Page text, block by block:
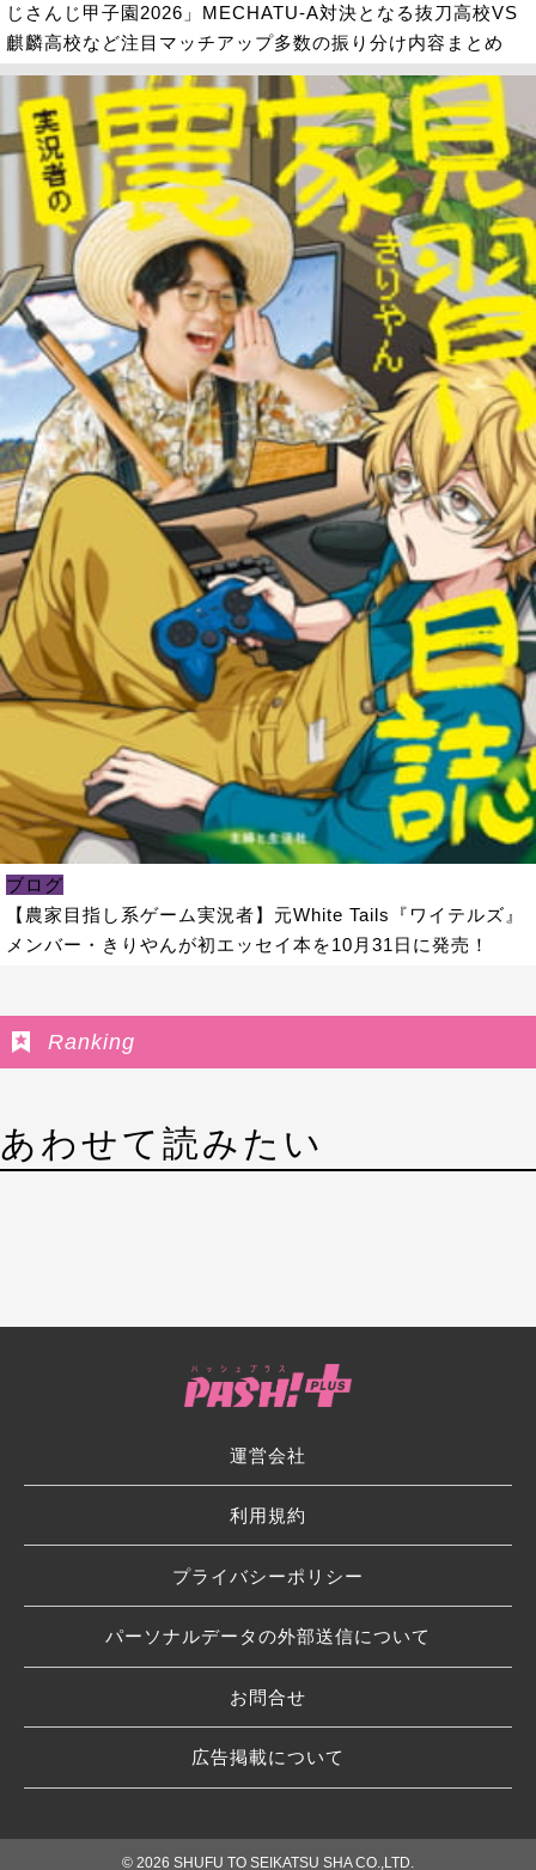
じさんじ甲子園2026」MECHATU-A対決となる抜刀高校VS
麒麟高校など注目マッチアップ多数の振り分け内容まとめ
ブログ
【農家目指し系ゲーム実況者】元White Tails『ワイテルズ』
メンバー・きりやんが初エッセイ本を10月31日に発売！
Ranking
あわせて読みたい
運営会社
利用規約
プライバシーポリシー
パーソナルデータの外部送信について
お問合せ
広告掲載について
© 2026 SHUFU TO SEIKATSU SHA CO.,LTD.